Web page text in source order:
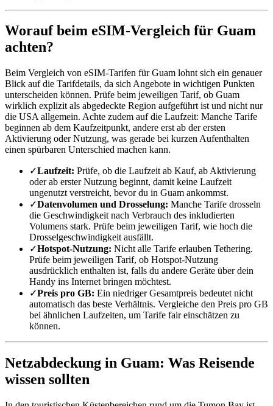
Worauf beim eSIM-Vergleich für Guam
achten?
Beim Vergleich von eSIM-Tarifen für Guam lohnt sich ein genauer
Blick auf die Tarifdetails, da sich Angebote in wichtigen Punkten
unterscheiden können. Prüfe beim jeweiligen Tarif, ob Guam
wirklich explizit als abgedeckte Region aufgeführt ist und nicht nur
die USA allgemein. Achte zudem auf die Laufzeit: Manche Tarife
beginnen ab dem Kaufzeitpunkt, andere erst ab der ersten
Aktivierung oder Nutzung, was gerade bei kurzen Aufenthalten
einen spürbaren Unterschied machen kann.
✓Laufzeit: Prüfe, ob die Laufzeit ab Kauf, ab Aktivierung
oder ab erster Nutzung beginnt, damit keine Laufzeit
ungenutzt verstreicht, bevor du in Guam ankommst.
✓Datenvolumen und Drosselung: Manche Tarife drosseln
die Geschwindigkeit nach Verbrauch des inkludierten
Volumens stark. Prüfe beim jeweiligen Tarif, wie hoch die
Drosselgeschwindigkeit ausfällt.
✓Hotspot-Nutzung: Nicht alle Tarife erlauben Tethering.
Prüfe beim jeweiligen Tarif, ob Hotspot-Nutzung
ausdrücklich enthalten ist, falls du andere Geräte über dein
Handy ins Internet bringen möchtest.
✓Preis pro GB: Ein niedriger Gesamtpreis bedeutet nicht
automatisch das beste Verhältnis. Vergleiche den Preis pro GB
bei ähnlichen Laufzeiten, um Tarife fair einschätzen zu
können.
Netzabdeckung in Guam: Was Reisende
wissen sollten